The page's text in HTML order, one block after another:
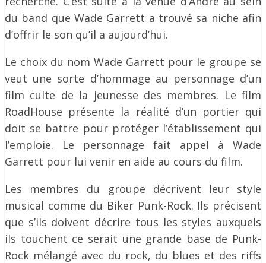
du band que Wade Garrett a trouvé sa niche afin
d’offrir le son qu’il a aujourd’hui.
Le choix du nom Wade Garrett pour le groupe se
veut une sorte d’hommage au personnage d’un
film culte de la jeunesse des membres. Le film
RoadHouse présente la réalité d’un portier qui
doit se battre pour protéger l’établissement qui
l’emploie. Le personnage fait appel à Wade
Garrett pour lui venir en aide au cours du film.
Les membres du groupe décrivent leur style
musical comme du Biker Punk-Rock. Ils précisent
que s’ils doivent décrire tous les styles auxquels
ils touchent ce serait une grande base de Punk-
Rock mélangé avec du rock, du blues et des riffs